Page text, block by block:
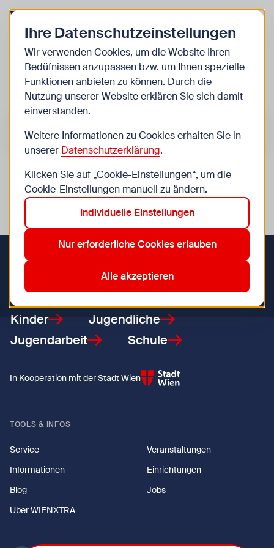
Zurück zur Startseite Zum
Kinder
Veranstaltungen
Suche im Bereich “Kinder”
Suchen
Veranstaltungen in Wien im Bereich “Kinder”
Aktive Filter: 8. Josefstadt
9. Alsergrund
Zurücksetzen
Zurück zur Startseite
Kinder
Jugendliche
Jugendarbeit
Schule
In Kooperation mit der Stadt Wien
TOOLS & INFOS
Service
Veranstaltungen
Informationen
Einrichtungen
Blog
Jobs
Über WIENXTRA
Ihre Datenschutzeinstellungen
Wir verwenden Cookies, um die Website Ihren
Bedüfnissen anzupassen bzw. um Ihnen spezielle
Funktionen anbieten zu können. Durch die
Nutzung unserer Website erklären Sie sich damit
einverstanden.
Weitere Informationen zu Cookies erhalten Sie in
unserer Datenschutzerklärung.
Klicken Sie auf „Cookie-Einstellungen“, um die
Cookie-Einstellungen manuell zu ändern.
Individuelle Einstellungen
Nur erforderliche Cookies erlauben
Alle akzeptieren